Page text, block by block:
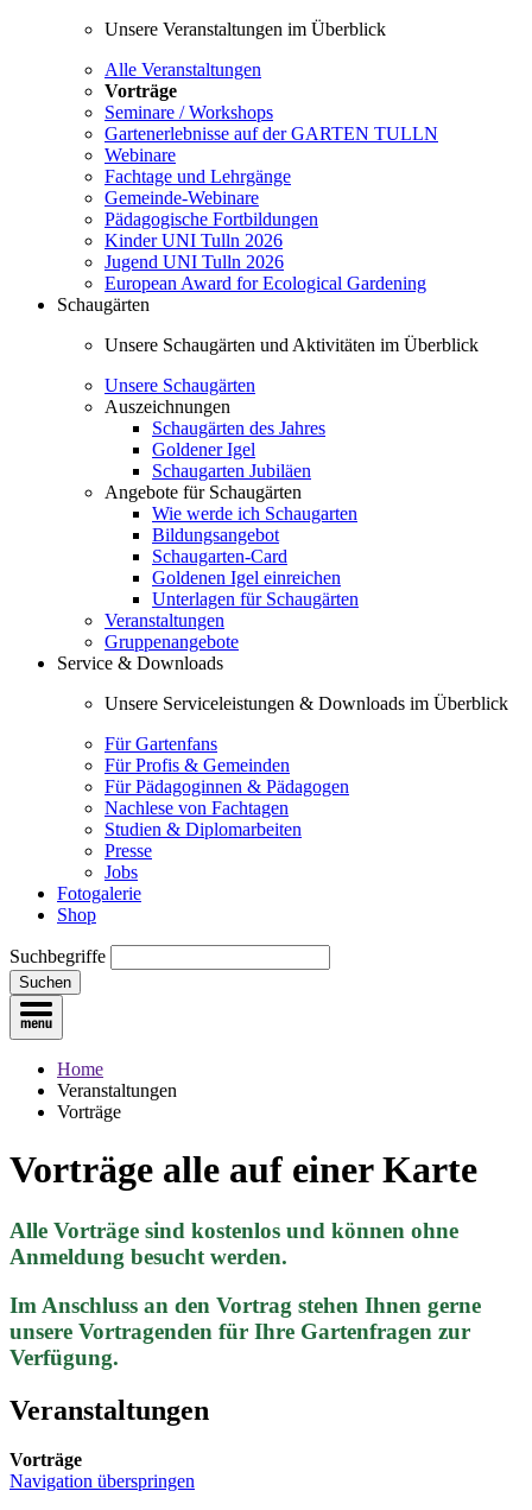
Unsere Veranstaltungen im Überblick
Alle Veranstaltungen
Vorträge
Seminare / Workshops
Gartenerlebnisse auf der GARTEN TULLN
Webinare
Fachtage und Lehrgänge
Gemeinde-Webinare
Pädagogische Fortbildungen
Kinder UNI Tulln 2026
Jugend UNI Tulln 2026
European Award for Ecological Gardening
Schaugärten
Unsere Schaugärten und Aktivitäten im Überblick
Unsere Schaugärten
Auszeichnungen
Schaugärten des Jahres
Goldener Igel
Schaugarten Jubiläen
Angebote für Schaugärten
Wie werde ich Schaugarten
Bildungsangebot
Schaugarten-Card
Goldenen Igel einreichen
Unterlagen für Schaugärten
Veranstaltungen
Gruppenangebote
Service & Downloads
Unsere Serviceleistungen & Downloads im Überblick
Für Gartenfans
Für Profis & Gemeinden
Für Pädagoginnen & Pädagogen
Nachlese von Fachtagen
Studien & Diplomarbeiten
Presse
Jobs
Fotogalerie
Shop
Suchbegriffe
Suchen
Home
Veranstaltungen
Vorträge
Vorträge alle auf einer Karte
Alle Vorträge sind kostenlos und können ohne
Anmeldung besucht werden.
Im Anschluss an den Vortrag stehen Ihnen gerne
unsere Vortragenden für Ihre Gartenfragen zur
Verfügung.
Veranstaltungen
Vorträge
Navigation überspringen